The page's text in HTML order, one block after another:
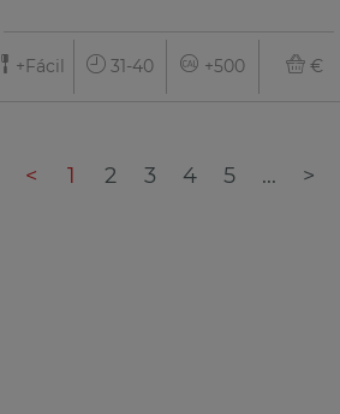
+Fácil 31-40 +500 €
< 1 2 3 4 5 ... >